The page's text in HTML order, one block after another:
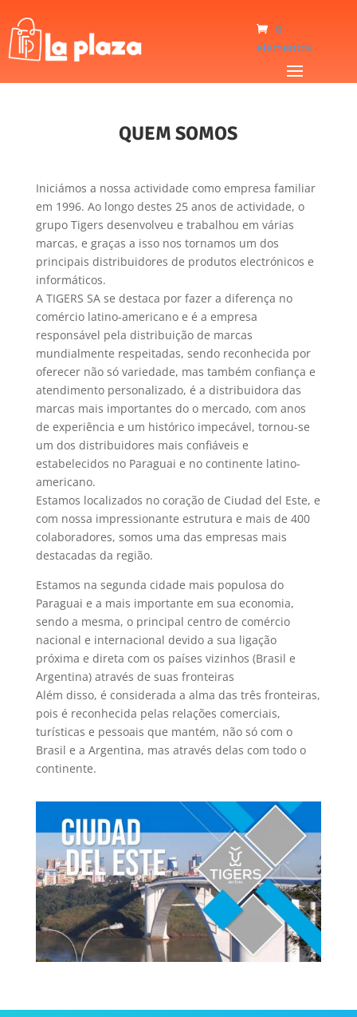
0
elementos
QUEM SOMOS
Iniciámos a nossa actividade como empresa familiar
em 1996. Ao longo destes 25 anos de actividade, o
grupo Tigers desenvolveu e trabalhou em várias
marcas, e graças a isso nos tornamos um dos
principais distribuidores de produtos electrónicos e
informáticos.
A TIGERS SA se destaca por fazer a diferença no
comércio latino-americano e é a empresa
responsável pela distribuição de marcas
mundialmente respeitadas, sendo reconhecida por
oferecer não só variedade, mas também confiança e
atendimento personalizado, é a distribuidora das
marcas mais importantes do o mercado, com anos
de experiência e um histórico impecável, tornou-se
um dos distribuidores mais confiáveis ​​e
estabelecidos no Paraguai e no continente latino-
americano.
Estamos localizados no coração de Ciudad del Este, e
com nossa impressionante estrutura e mais de 400
colaboradores, somos uma das empresas mais
destacadas da região.
Estamos na segunda cidade mais populosa do
Paraguai e a mais importante em sua economia,
sendo a mesma, o principal centro de comércio
nacional e internacional devido a sua ligação
próxima e direta com os países vizinhos (Brasil e
Argentina) através de suas fronteiras
Além disso, é considerada a alma das três fronteiras,
pois é reconhecida pelas relações comerciais,
turísticas e pessoais que mantém, não só com o
Brasil e a Argentina, mas através delas com todo o
continente.